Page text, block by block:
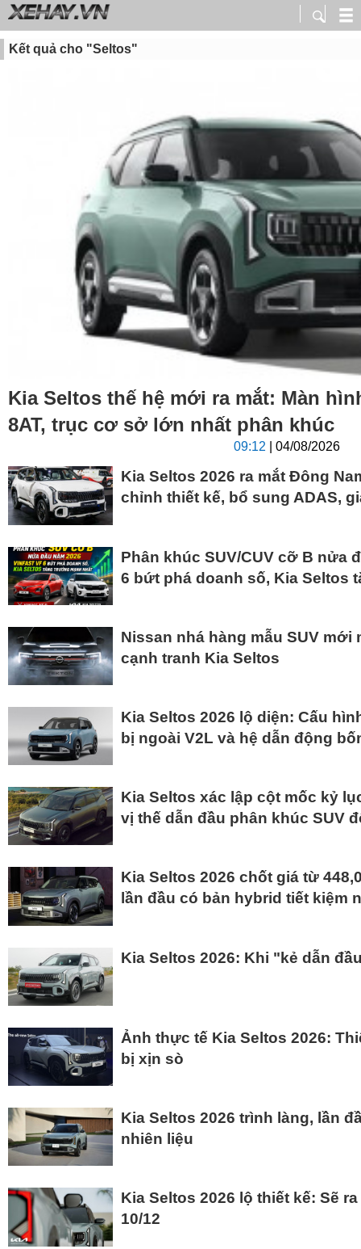
Kết quả cho "Seltos"
Kia Seltos thế hệ mới ra mắt: Màn
8AT, trục cơ sở lớn nhất phân khúc
09:12 | 04/08/2026
Kia Seltos 2026 ra mắt Đông
chỉnh thiết kế, bổ sung ADAS,
Phân khúc SUV/CUV cỡ B nửa
6 bứt phá doanh số, Kia Seltos
Nissan nhá hàng mẫu SUV mới
cạnh tranh Kia Seltos
Kia Seltos 2026 lộ diện: Cấu
bị ngoài V2L và hệ dẫn động
Kia Seltos xác lập cột mốc kỷ
vị thế dẫn đầu phân khúc SUV
Kia Seltos 2026 chốt giá từ
lần đầu có bản hybrid tiết kiệm
Kia Seltos 2026: Khi "kẻ dẫn
Ảnh thực tế Kia Seltos 2026:
bị xịn sò
Kia Seltos 2026 trình làng, lần
nhiên liệu
Kia Seltos 2026 lộ thiết kế: Sẽ
10/12